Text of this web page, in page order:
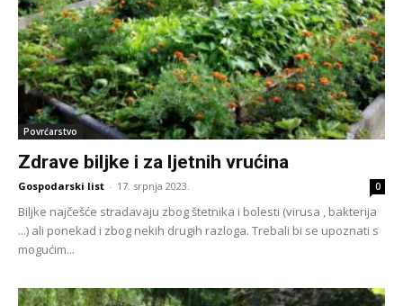
Povrćarstvo
Zdrave biljke i za ljetnih vrućina
Gospodarski list - 17. srpnja 2023. 0
Biljke najčešće stradavaju zbog štetnika i bolesti (virusa , bakterija
...) ali ponekad i zbog nekih drugih razloga. Trebali bi se upoznati s
mogućim...